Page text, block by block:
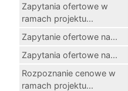
Zapytania ofertowe w
ramach projektu...
Zapytanie ofertowe na...
Zapytania ofertowe na...
Rozpoznanie cenowe w
ramach projektu...